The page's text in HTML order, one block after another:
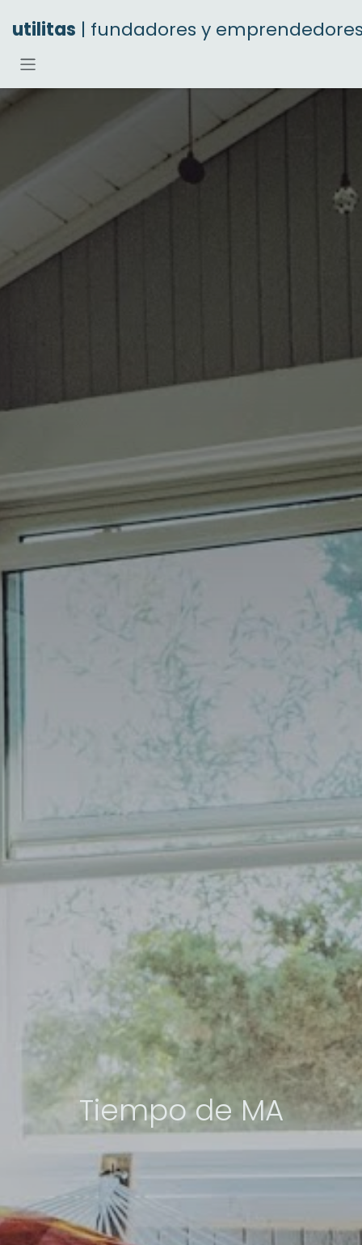
utilitas | fundadores y
Tiempo de MA